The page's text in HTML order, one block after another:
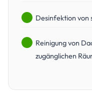
Desinfektion
Reinigung von
zugänglichen